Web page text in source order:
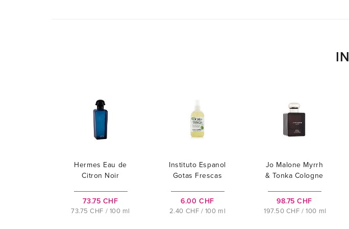
IN
Hermes Eau de
Citron Noir
73.75 CHF
73.75 CHF / 100 ml
Instituto Espanol
Gotas Frescas
6.00 CHF
2.40 CHF / 100 ml
Jo Malone Myrrh
& Tonka Cologne
98.75 CHF
197.50 CHF / 100 ml